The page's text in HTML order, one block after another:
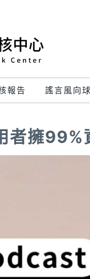
報告 謠言風向球
者擁99%